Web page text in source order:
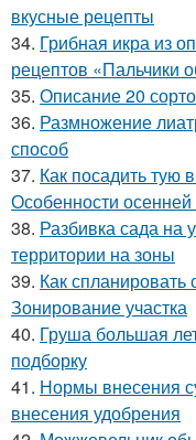
вкусные рецепты
34. Грибная икра из
рецептов «Пальчики
35. Описание 20
36. Размножение
способ
37. Как посадить тую
Особенности осенней
38. Разбивка сада на
территории на зоны
39. Как спланировать
Зонирование участка
40. Груша большая
подборку
41. Нормы внесения
внесения удобрения